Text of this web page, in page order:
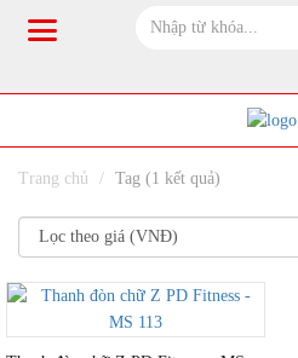
Trang chủ Tag (1 kết quả)